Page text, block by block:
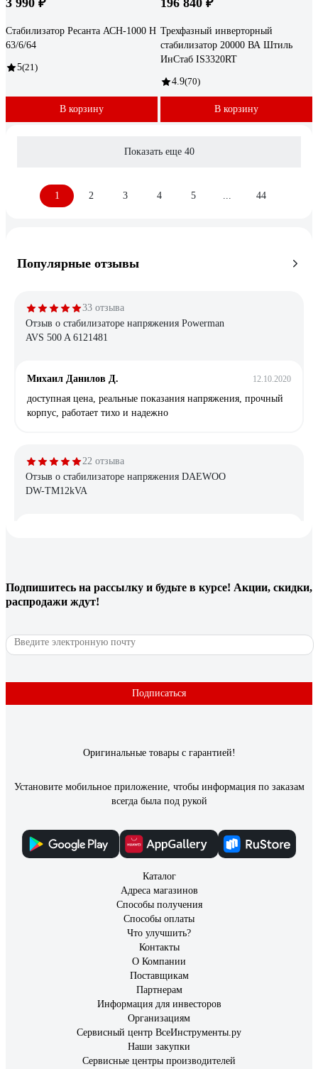
Стабилизатор Ресанта АСН-1000 Н
63/6/64
5(21)
В корзину
Трехфазный инверторный
стабилизатор 20000 ВА Штиль
ИнСтаб IS3320RT
4.9(70)
В корзину
Показать еще 40
1 2 3 4 5 44
Популярные отзывы
33 отзыва
Отзыв о стабилизаторе напряжения Powerman
AVS 500 A 6121481
Михаил Данилов Д. 12.10.2020
доступная цена, реальные показания напряжения, прочный
корпус, работает тихо и надежно
22 отзыва
Отзыв о стабилизаторе напряжения DAEWOO
DW-TM12kVA
3 отзыва
Как владелец частного дома с ужасными перепадами
напряжения (иногда падает до 160В), долго искал надежное
Подпишитесь на рассылку и будьте в курсе! Акции, скидки,
распродажи ждут!
Подписаться
Оригинальные товары с гарантией!
Установите мобильное приложение, чтобы информация по заказам
всегда была под рукой
Каталог
Адреса магазинов
Способы получения
Способы оплаты
Что улучшить?
Контакты
О Компании
Поставщикам
Партнерам
Информация для инвесторов
Организациям
Сервисный центр ВсеИнструменты.ру
Наши закупки
Сервисные центры производителей